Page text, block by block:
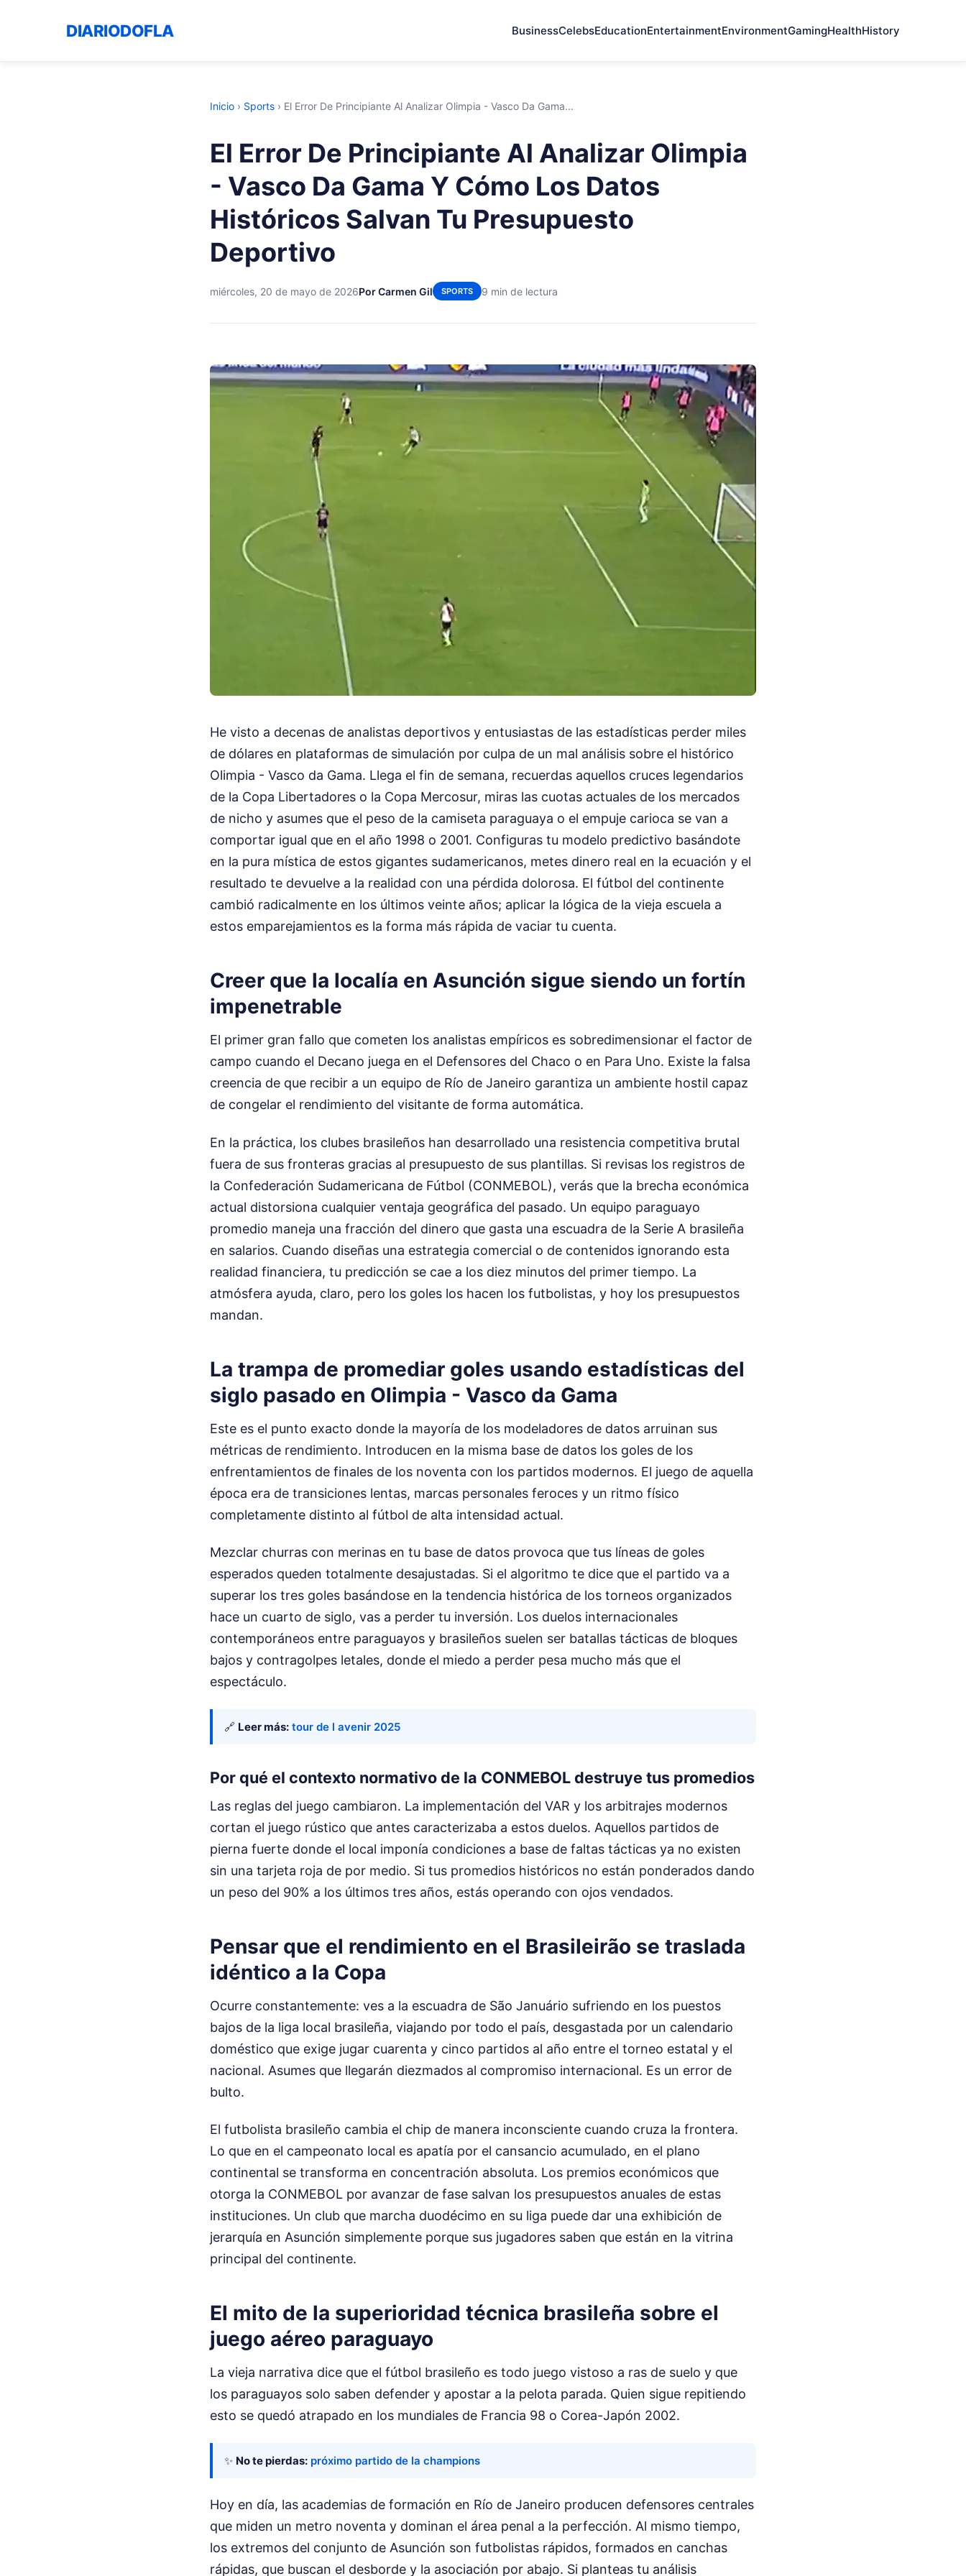
DIARIODOFLA BusinessCelebsEducationEntertainmentEnvironmentGamingHealthHistory
Inicio › Sports › El Error De Principiante Al Analizar Olimpia - Vasco Da Gama...
El Error De Principiante Al Analizar Olimpia
- Vasco Da Gama Y Cómo Los Datos
Históricos Salvan Tu Presupuesto
Deportivo
miércoles, 20 de mayo de 2026Por Carmen Gil SPORTS 9 min de lectura
He visto a decenas de analistas deportivos y entusiastas de las estadísticas perder miles
de dólares en plataformas de simulación por culpa de un mal análisis sobre el histórico
Olimpia - Vasco da Gama. Llega el fin de semana, recuerdas aquellos cruces legendarios
de la Copa Libertadores o la Copa Mercosur, miras las cuotas actuales de los mercados
de nicho y asumes que el peso de la camiseta paraguaya o el empuje carioca se van a
comportar igual que en el año 1998 o 2001. Configuras tu modelo predictivo basándote
en la pura mística de estos gigantes sudamericanos, metes dinero real en la ecuación y el
resultado te devuelve a la realidad con una pérdida dolorosa. El fútbol del continente
cambió radicalmente en los últimos veinte años; aplicar la lógica de la vieja escuela a
estos emparejamientos es la forma más rápida de vaciar tu cuenta.
Creer que la localía en Asunción sigue siendo un fortín
impenetrable
El primer gran fallo que cometen los analistas empíricos es sobredimensionar el factor de
campo cuando el Decano juega en el Defensores del Chaco o en Para Uno. Existe la falsa
creencia de que recibir a un equipo de Río de Janeiro garantiza un ambiente hostil capaz
de congelar el rendimiento del visitante de forma automática.
En la práctica, los clubes brasileños han desarrollado una resistencia competitiva brutal
fuera de sus fronteras gracias al presupuesto de sus plantillas. Si revisas los registros de
la Confederación Sudamericana de Fútbol (CONMEBOL), verás que la brecha económica
actual distorsiona cualquier ventaja geográfica del pasado. Un equipo paraguayo
promedio maneja una fracción del dinero que gasta una escuadra de la Serie A brasileña
en salarios. Cuando diseñas una estrategia comercial o de contenidos ignorando esta
realidad financiera, tu predicción se cae a los diez minutos del primer tiempo. La
atmósfera ayuda, claro, pero los goles los hacen los futbolistas, y hoy los presupuestos
mandan.
La trampa de promediar goles usando estadísticas del
siglo pasado en Olimpia - Vasco da Gama
Este es el punto exacto donde la mayoría de los modeladores de datos arruinan sus
métricas de rendimiento. Introducen en la misma base de datos los goles de los
enfrentamientos de finales de los noventa con los partidos modernos. El juego de aquella
época era de transiciones lentas, marcas personales feroces y un ritmo físico
completamente distinto al fútbol de alta intensidad actual.
Mezclar churras con merinas en tu base de datos provoca que tus líneas de goles
esperados queden totalmente desajustadas. Si el algoritmo te dice que el partido va a
superar los tres goles basándose en la tendencia histórica de los torneos organizados
hace un cuarto de siglo, vas a perder tu inversión. Los duelos internacionales
contemporáneos entre paraguayos y brasileños suelen ser batallas tácticas de bloques
bajos y contragolpes letales, donde el miedo a perder pesa mucho más que el
espectáculo.
🔗 Leer más: tour de l avenir 2025
Por qué el contexto normativo de la CONMEBOL destruye tus promedios
Las reglas del juego cambiaron. La implementación del VAR y los arbitrajes modernos
cortan el juego rústico que antes caracterizaba a estos duelos. Aquellos partidos de
pierna fuerte donde el local imponía condiciones a base de faltas tácticas ya no existen
sin una tarjeta roja de por medio. Si tus promedios históricos no están ponderados dando
un peso del 90% a los últimos tres años, estás operando con ojos vendados.
Pensar que el rendimiento en el Brasileirão se traslada
idéntico a la Copa
Ocurre constantemente: ves a la escuadra de São Januário sufriendo en los puestos
bajos de la liga local brasileña, viajando por todo el país, desgastada por un calendario
doméstico que exige jugar cuarenta y cinco partidos al año entre el torneo estatal y el
nacional. Asumes que llegarán diezmados al compromiso internacional. Es un error de
bulto.
El futbolista brasileño cambia el chip de manera inconsciente cuando cruza la frontera.
Lo que en el campeonato local es apatía por el cansancio acumulado, en el plano
continental se transforma en concentración absoluta. Los premios económicos que
otorga la CONMEBOL por avanzar de fase salvan los presupuestos anuales de estas
instituciones. Un club que marcha duodécimo en su liga puede dar una exhibición de
jerarquía en Asunción simplemente porque sus jugadores saben que están en la vitrina
principal del continente.
El mito de la superioridad técnica brasileña sobre el
juego aéreo paraguayo
La vieja narrativa dice que el fútbol brasileño es todo juego vistoso a ras de suelo y que
los paraguayos solo saben defender y apostar a la pelota parada. Quien sigue repitiendo
esto se quedó atrapado en los mundiales de Francia 98 o Corea-Japón 2002.
✨ No te pierdas: próximo partido de la champions
Hoy en día, las academias de formación en Río de Janeiro producen defensores centrales
que miden un metro noventa y dominan el área penal a la perfección. Al mismo tiempo,
los extremos del conjunto de Asunción son futbolistas rápidos, formados en canchas
rápidas, que buscan el desborde y la asociación por abajo. Si planteas tu análisis